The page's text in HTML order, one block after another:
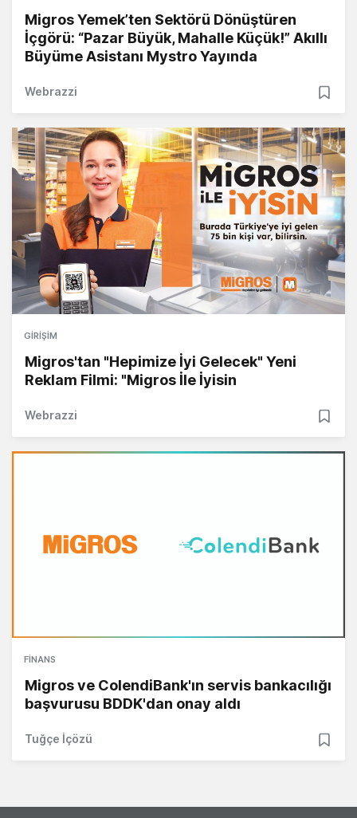
Migros Yemek’ten Sektörü Dönüştüren
İçgörü: “Pazar Büyük, Mahalle Küçük!” Akıllı
Büyüme Asistanı Mystro Yayında
Webrazzi
GIRIŞIM
Migros'tan "Hepimize İyi Gelecek" Yeni
Reklam Filmi: "Migros İle İyisin
Webrazzi
FINANS
Migros ve ColendiBank'ın servis bankacılığı
başvurusu BDDK'dan onay aldı
Tuğçe İçözü